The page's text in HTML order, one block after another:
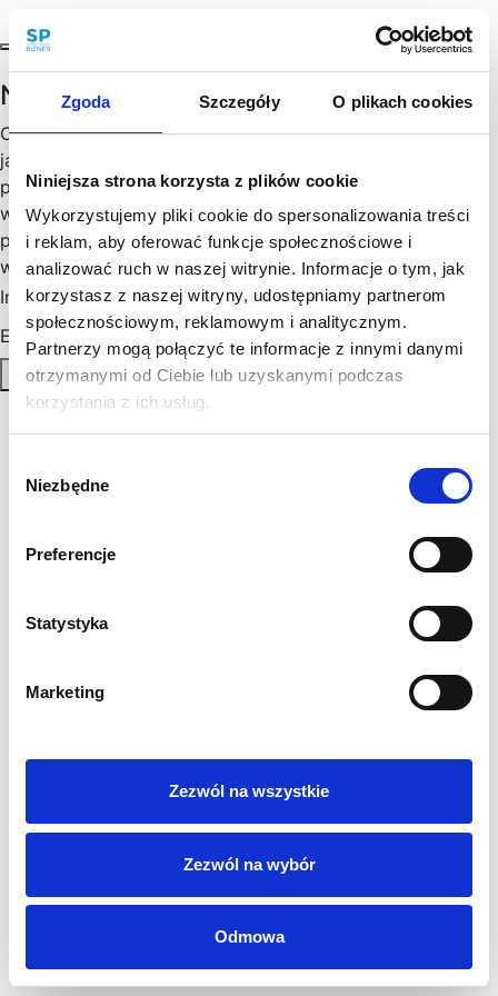
Zgoda Szczegóły O plikach cookies
Niniejsza strona korzysta z plików cookie
Wykorzystujemy pliki cookie do spersonalizowania treści
i reklam, aby oferować funkcje społecznościowe i
analizować ruch w naszej witrynie. Informacje o tym, jak
korzystasz z naszej witryny, udostępniamy partnerom
społecznościowym, reklamowym i analitycznym.
Partnerzy mogą połączyć te informacje z innymi danymi
otrzymanymi od Ciebie lub uzyskanymi podczas
korzystania z ich usług.
zgody
Niezbędne
Preferencje
Statystyka
Marketing
Zezwól na wszystkie
Zezwól na wybór
Odmowa
Newsletter
Chętny, chętna na więcej praktycznych porad prawnych
jak wesprzeć rozwój Twojego biznesu, zoptymalizować
podatki, zminimalizować formalności? Cenimy Twój czas:
wysyłamy konkrety, rzetelne informacje sprawdzone w
praktyce i ważne aktualizacje w prawie, które mogą mieć
wpływ na Twoj biznes. Skorzystaj!
Imię*
Email
Zapisz się
Polityka Prywatności
Regulamin
AML
Login